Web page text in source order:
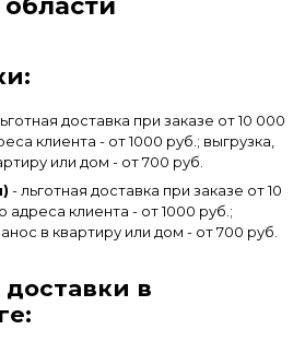
доставка при заказе от 10 000
клиента - от 1000 руб.; выгрузка,
или дом - от 700 руб.
- льготная доставка при заказе от 10
адреса клиента - от 1000 руб.;
в квартиру или дом - от 700 руб.
в